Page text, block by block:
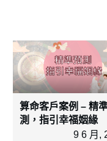
算命客戶案例 – 精
測，指引幸福姻緣
9 6 月,